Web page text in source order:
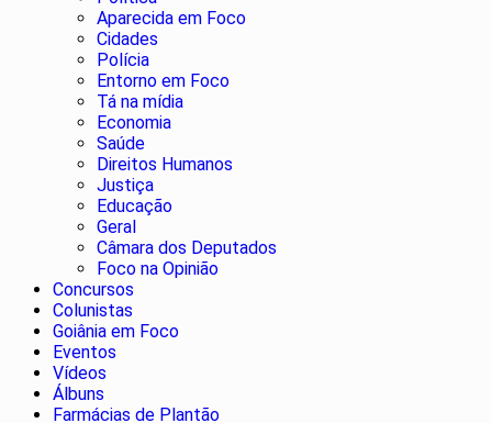
Aparecida em Foco
Cidades
Polícia
Entorno em Foco
Tá na mídia
Economia
Saúde
Direitos Humanos
Justiça
Educação
Geral
Câmara dos Deputados
Foco na Opinião
Concursos
Colunistas
Goiânia em Foco
Eventos
Vídeos
Álbuns
Farmácias de Plantão